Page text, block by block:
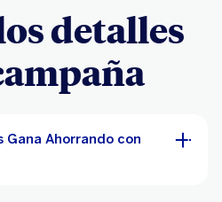
detalles
Gana Ahorrando con